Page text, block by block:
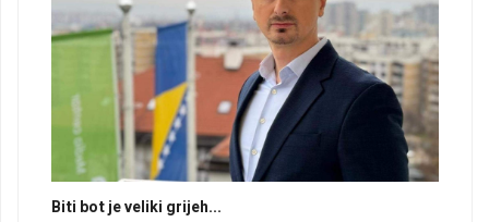
Biti bot je veliki grijeh...